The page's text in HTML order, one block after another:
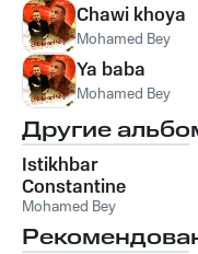
Chawi khoya
Mohamed Bey
Ya baba
Mohamed Bey
Другие
Istikhbar
Constantine
(Spéciale Fêtes)
Mohamed Bey